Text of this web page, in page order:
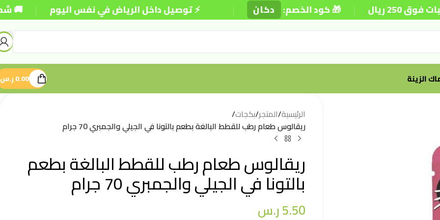
⚡ توصيل داخل الرياض في نفس اليوم | 🚚 شحن | 🎁 كود الخصم: دكان |
الزينة 0.00ر.س
الرئيسية/المتجر/بكجات/
ريقالوس طعام رطب للقطط البالغة بطعم بالتونا في الجيلي والجمبري 70 جرام
ريقالوس طعام رطب للقطط البالغة بطعم
بالتونا في الجيلي والجمبري 70 جرام
5.50ر.س